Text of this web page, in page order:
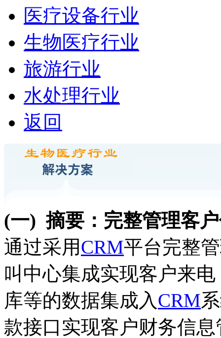
医疗设备行业
生物医疗行业
旅游行业
水处理行业
返回
(一)摘要：完整管理客
通过采用CRM平台完整
叫中心集成实现客户来
库等的数据集成入CRM
款接口实现客户财务信息